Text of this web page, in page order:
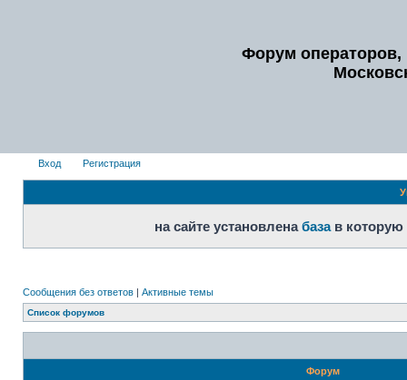
Форум операторов,
Вход Регистрация
на сайте установленабазав которую
Сообщения без ответов | Активные темы
Список форумов
Форум